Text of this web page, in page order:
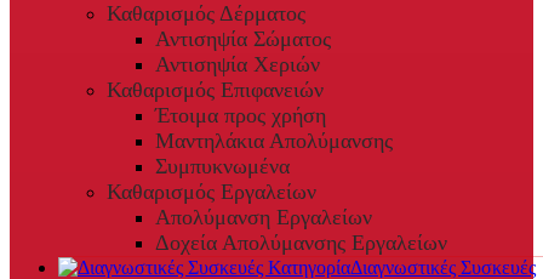
Καθαρισμός Δέρματος
Αντισηψία Σώματος
Αντισηψία Χεριών
Καθαρισμός Επιφανειών
Έτοιμα προς χρήση
Μαντηλάκια Απολύμανσης
Συμπυκνωμένα
Καθαρισμός Εργαλείων
Απολύμανση Εργαλείων
Δοχεία Απολύμανσης Εργαλείων
Διαγνωστικές Συσκευές